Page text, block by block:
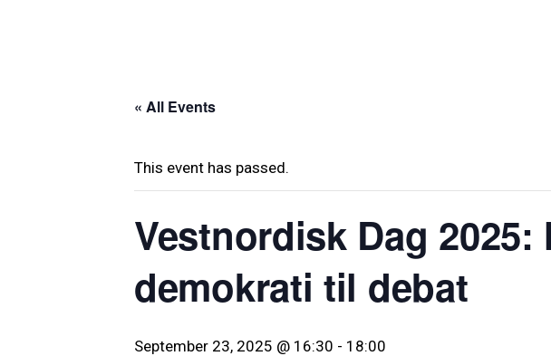
« All Events
This event has passed.
Vestnordisk Dag
demokrati til debat
September 23, 2025 @ 16:30 - 18:00